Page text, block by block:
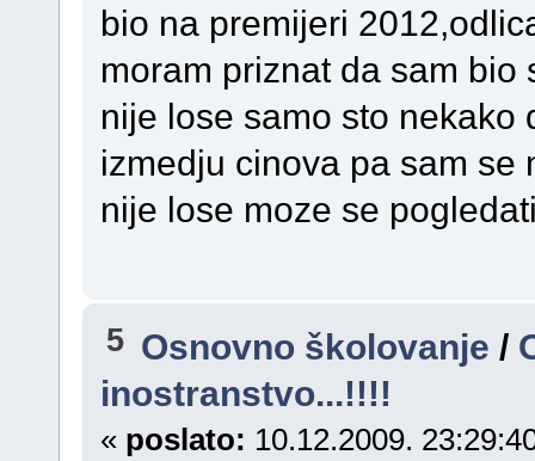
bio na premijeri
moram priznat da sam
nije lose samo sto nekako
izmedju cinova pa sam se
nije lose moze se
5 Osnovno školovanje /
inostranstvo...!!!!
« poslato: 10.12.2009.